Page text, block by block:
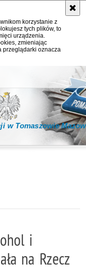
korzystanie z
tych plików, to
urządzenia.
zmieniając
przeglądarki oznacza
w Tomaszowie
i
na Rzecz